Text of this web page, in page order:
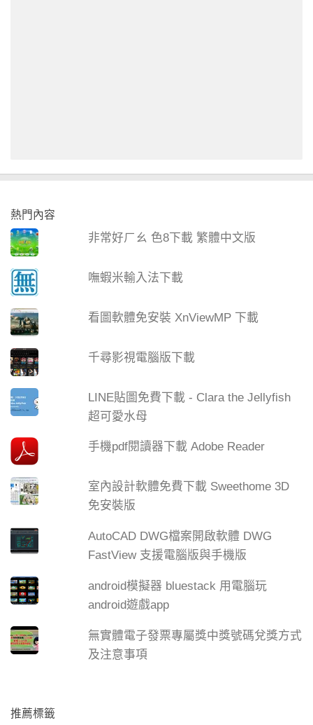
熱門內容
非常好ㄏㄠ 色8下載 繁體中文版
嘸蝦米輸入法下載
看圖軟體免安裝 XnViewMP 下載
千尋影視電腦版下載
LINE貼圖免費下載 - Clara the Jellyfish
超可愛水母
手機pdf閱讀器下載 Adobe Reader
室內設計軟體免費下載 Sweethome 3D
免安裝版
AutoCAD DWG檔案開啟軟體 DWG
FastView 支援電腦版與手機版
android模擬器 bluestack 用電腦玩
android遊戲app
無實體電子發票專屬獎中獎號碼兌獎方式
及注意事項
推薦標籤